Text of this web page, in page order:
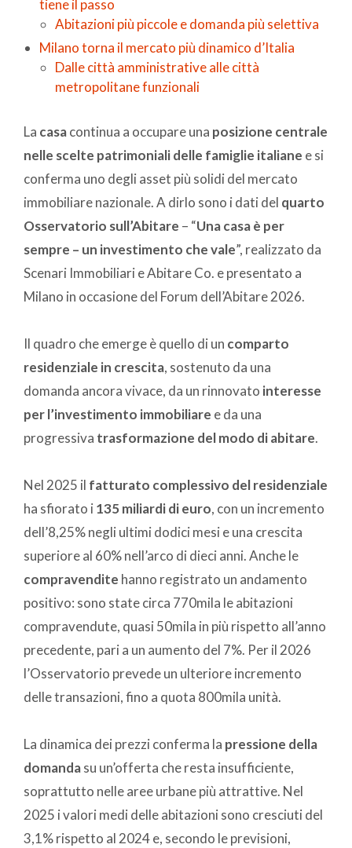
tiene il passo
Abitazioni più piccole e domanda più selettiva
Milano torna il mercato più dinamico d’Italia
Dalle città amministrative alle città
metropolitane funzionali
La casacontinua a occupare una posizione centrale
nelle scelte patrimoniali delle famiglie italiane e si
conferma uno degli asset più solidi del mercato
immobiliare nazionale. A dirlo sono i dati del quarto
Osservatorio sull’Abitare – “Una casa è per
sempre – un investimento che vale”, realizzato da
Scenari Immobiliari e Abitare Co. e presentato a
Milano in occasione del Forum dell’Abitare 2026.
Il quadro che emerge è quello di un comparto
residenziale in crescita, sostenuto da una
domanda ancora vivace, da un rinnovato interesse
per l’investimento immobiliare e da una
progressiva trasformazione del modo di abitare.
Nel 2025 il fatturato complessivo del residenziale
ha sfiorato i 135 miliardi di euro, con un incremento
dell’8,25% negli ultimi dodici mesi e una crescita
superiore al 60% nell’arco di dieci anni. Anche le
compravendite hanno registrato un andamento
positivo: sono state circa 770mila le abitazioni
compravendute, quasi 50mila in più rispetto all’anno
precedente, pari a un aumento del 7%. Per il 2026
l’Osservatorio prevede un ulteriore incremento
delle transazioni, fino a quota 800mila unità.
La dinamica dei prezzi conferma la pressione della
domandasu un’offerta che resta insufficiente,
soprattutto nelle aree urbane più attrattive. Nel
2025 i valori medi delle abitazioni sono cresciuti del
3,1% rispetto al 2024 e, secondo le previsioni,